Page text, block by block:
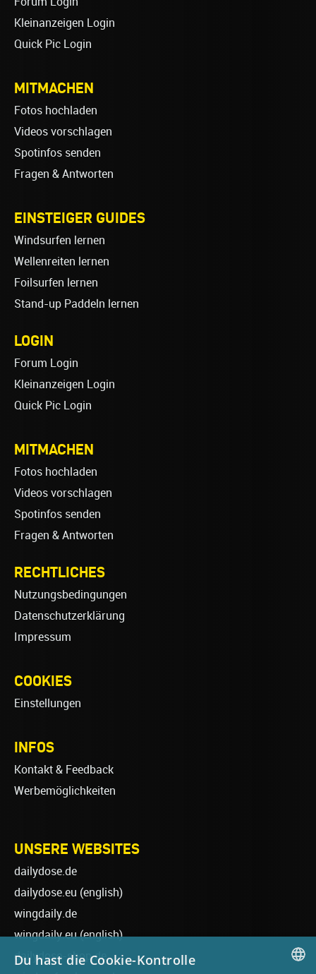
Kleinanzeigen Login
Quick Pic Login
MITMACHEN
Fotos hochladen
Videos vorschlagen
Spotinfos senden
Fragen & Antworten
EINSTEIGER GUIDES
Windsurfen lernen
Wellenreiten lernen
Foilsurfen lernen
Stand-up Paddeln lernen
LOGIN
Forum Login
Kleinanzeigen Login
Quick Pic Login
MITMACHEN
Fotos hochladen
Videos vorschlagen
Spotinfos senden
Fragen & Antworten
RECHTLICHES
Nutzungsbedingungen
Datenschutzerklärung
Impressum
COOKIES
Einstellungen
INFOS
Kontakt & Feedback
Werbemöglichkeiten
UNSERE WEBSITES
dailydose.de
dailydose.eu (english)
wingdaily.de
wingdaily.eu(english)
dailydose-shop.de
Du hast die Cookie-Kontrolle